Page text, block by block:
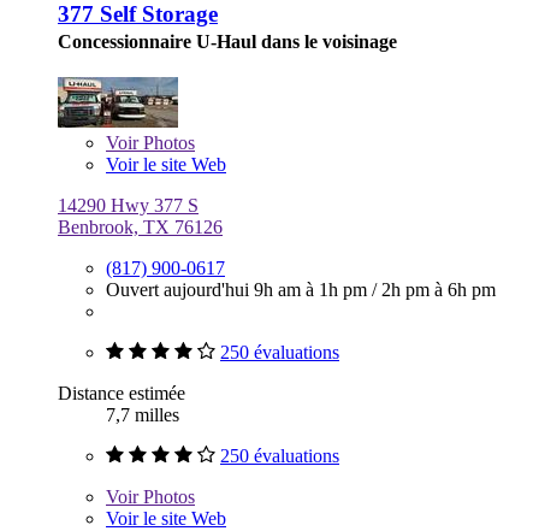
377 Self Storage
Concessionnaire U-Haul dans le voisinage
VoirPhotos
Voir le site Web
14290 Hwy 377 S
Benbrook, TX 76126
(817) 900-0617
Ouvert aujourd'hui 9h am à 1h pm / 2h pm à 6h pm
250 évaluations
Distance estimée
7,7 milles
250 évaluations
VoirPhotos
Voir le site Web